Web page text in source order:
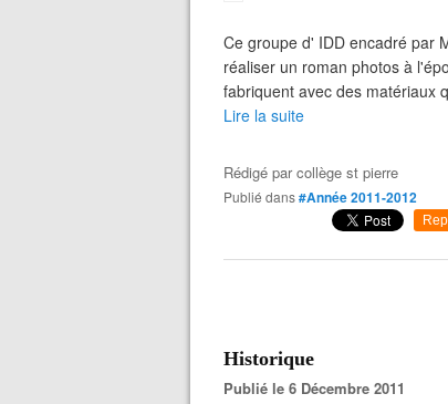
Ce groupe d' IDD encadré par
réaliser un roman photos à
fabriquent avec des matériaux
Lire la suite
Rédigé parcollège st pierre
Publié dans#Année 2011-2012
Historique
Publié le 6 Décembre 2011